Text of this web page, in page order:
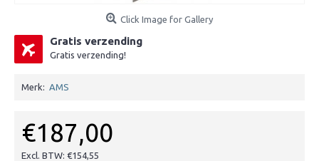
Click Image for Gallery
Gratis verzending
Gratis verzending!
Merk: AMS
€187,00
Excl. BTW: €154,55